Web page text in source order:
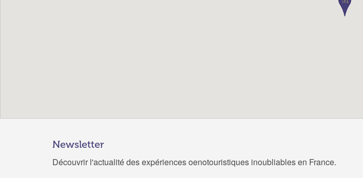
Newsletter
Découvrir l'actualité des expériences oenotouristiques inoubliables en France.